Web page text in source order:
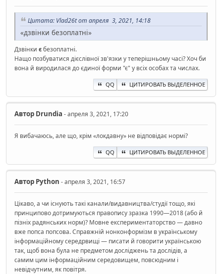
Цитата: Vlad26t от апреля 3, 2021, 14:18
«дзвінки безоплатні»
Дзвінки єбезоплатні.
Нащо позбуватися дієслівної зв'язки у теперішньому часі? Хоч би
вона й виродилася до єдиної форми "є" у всіх особах та числах.
QQ ЦИТИРОВАТЬ ВЫДЕЛЕННОЕ
Автор Drundia - апреля 3, 2021, 17:20
Я вибачаюсь, але що, крім «локдавну» не відповідає нормі?
QQ ЦИТИРОВАТЬ ВЫДЕЛЕННОЕ
Автор Python - апреля 3, 2021, 16:57
Цікаво, а чи існують такі канали/видавництва/студії тощо, які
принципово дотримуються правопису зразка 1990—2018 (або й
пізніх радянських норм)? Мовне експериментаторство — давно
вже попса попсова. Справжній нонконформізм в українському
інформаційному середрвищі — писати й говорити українською
так, щоб вона була не предметом досліджень та дослідів, а
самим цим інформаційним середовищем, повсюдним і
невідчутним, як повітря.